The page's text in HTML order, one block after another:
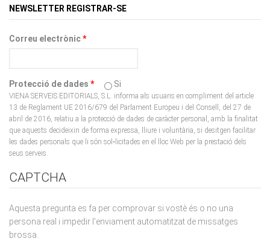
Correu electrònic*
Protecció de dades* Si
VIENA SERVEIS EDITORIALS, S.L. informa als usuaris en compliment del article
13 de Reglament UE 2016/679 del Parlament Europeu i del Consell, del 27 de
abril de 2016, relatiu a la protecció de dades de caràcter personal, amb la finalitat
que aquests decideixin de forma expressa, lliure i voluntària, si desitgen facilitar
les dades personals que li són sol•licitades en el lloc Web per la prestació dels
seus serveis.
CAPTCHA
Aquesta pregunta es fa per comprovar si vostè és o no una
persona real i impedir l'enviament automatitzat de missatges